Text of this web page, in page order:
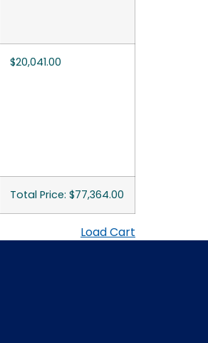
$20,041.00
Total Price: $77,364.00
Load Cart